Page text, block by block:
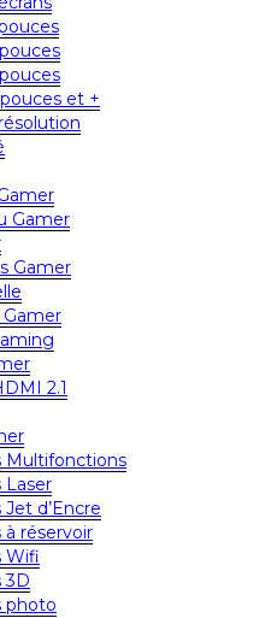
et +
Gamer
Gamer
2.1
Multifonctions
d’Encre
réservoir
Wifi
3D
photo